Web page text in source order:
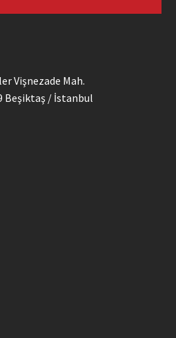
Vişnezade Mah.
Beşiktaş / İstanbul